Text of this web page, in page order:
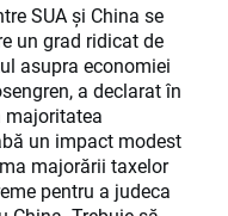
SUA și China se
un grad ridicat de
asupra economiei
a declarat în
majoritatea
un impact modest
majorării taxelor
pentru a judeca